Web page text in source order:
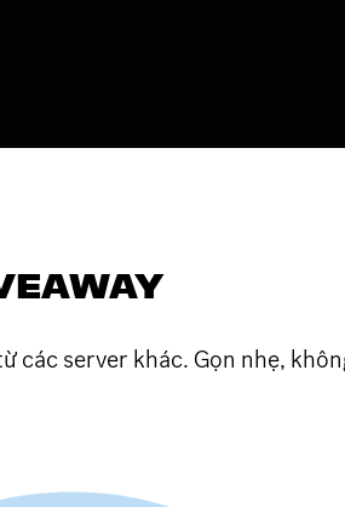
các server khác. Gọn nhẹ,